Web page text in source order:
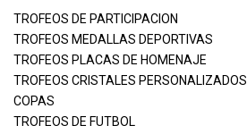
TROFEOS DE PARTICIPACION
TROFEOS MEDALLAS DEPORTIVAS
TROFEOS PLACAS DE HOMENAJE
TROFEOS CRISTALES PERSONALIZADOS
COPAS
TROFEOS DE FUTBOL